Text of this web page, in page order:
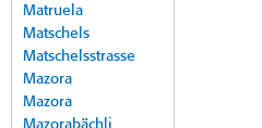
Matruela
Matschels
Matschelsstrasse
Mazora
Mazora